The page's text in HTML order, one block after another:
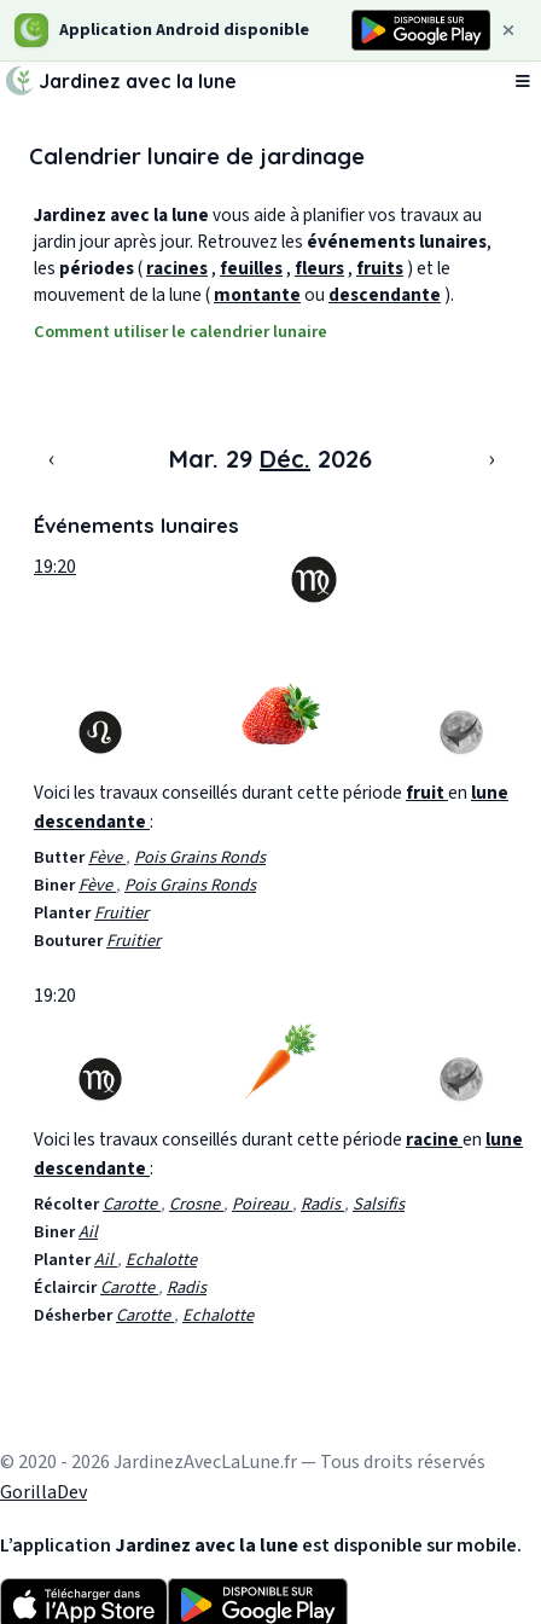
Application Android disponible
Jardinez avec la lune
Calendrier lunaire de jardinage
Jardinez avec la lunevous aide à planifier vos travaux au
jardin jour après jour. Retrouvez les événements lunaires,
les périodes(racines, feuilles, fleurs, fruits) et le
mouvement de la lune (montanteou descendante ).
Comment utiliser le calendrier lunaire
‹ Mar. 29 Déc. 2026 ›
Événements lunaires
19:20
Voici les travaux conseillés durant cette période fruiten lune
descendante:
ButterFève,Pois Grains Ronds
BinerFève,Pois Grains Ronds
PlanterFruitier
BouturerFruitier
19:20
Voici les travaux conseillés durant cette période racineen lune
descendante:
RécolterCarotte, Crosne, Poireau, Radis, Salsifis
BinerAil
PlanterAil, Echalotte
ÉclaircirCarotte, Radis
DésherberCarotte, Echalotte
© 2020 - 2026 JardinezAvecLaLune.fr — Tous droits réservés
GorillaDev
L’application Jardinez avec la luneest disponible sur mobile.